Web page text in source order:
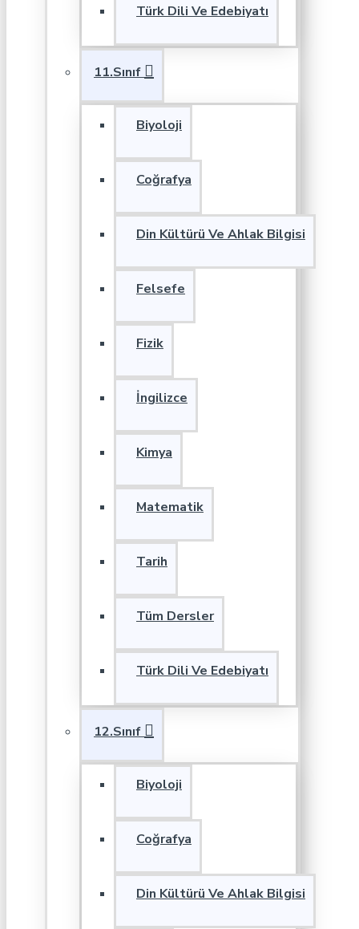
Türk Dili Ve Edebiyatı
11.Sınıf
Biyoloji
Coğrafya
Din Kültürü Ve Ahlak Bilgisi
Felsefe
Fizik
İngilizce
Kimya
Matematik
Tarih
Tüm Dersler
Türk Dili Ve Edebiyatı
12.Sınıf
Biyoloji
Coğrafya
Din Kültürü Ve Ahlak Bilgisi